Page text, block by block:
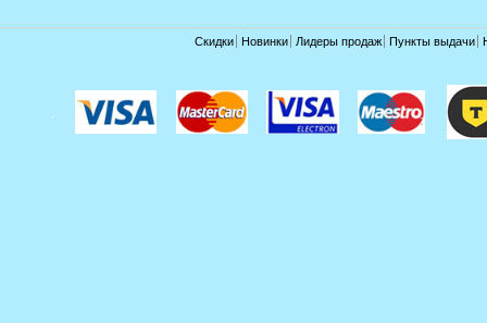
Скидки Новинки Лидеры продаж Пункты выдачи